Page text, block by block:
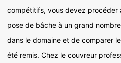
compétitifs, vous devez procéder
pose de bâche à un grand
dans le domaine et de comparer
été remis. Chez le couvreur